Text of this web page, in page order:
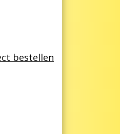
bestellen